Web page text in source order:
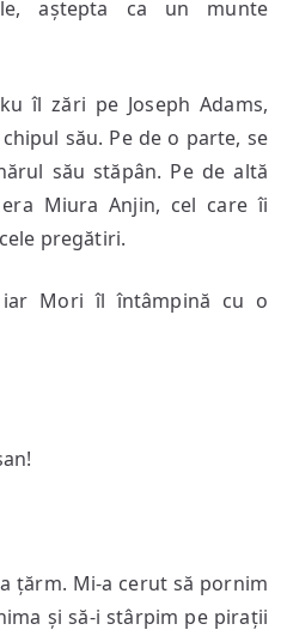
aștepta ca un munte
îl zări pe Joseph Adams,
său. Pe de o parte, se
său stăpân. Pe de altă
Miura Anjin, cel care îi
pregătiri.
iar Mori îl întâmpină cu o
țărm. Mi-a cerut să pornim
și să-i stârpim pe pirații